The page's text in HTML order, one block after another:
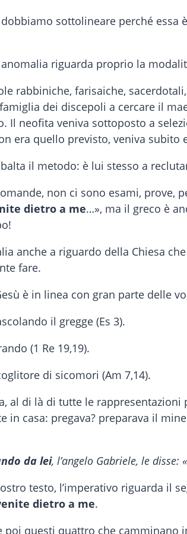
sottolineare perché essa
riguarda proprio la
rabbiniche, farisaiche,
dei discepoli a cercare il
Il neofita veniva sottoposto a
era quello previsto, veniva subito
il metodo: è lui stesso a
non ci sono esami, prove,
dietro a me…», ma il greco è
anche a riguardo della Chiesa
fare.
è in linea con gran parte delle
il gregge (Es 3).
(1 Re 19,19).
di sicomori (Am 7,14).
al di là di tutte le
in casa: pregava? preparava il
da lei, l’angelo Gabriele, le
testo, l’imperativo riguarda il
dietro a me.
poi questi quattro che camminano